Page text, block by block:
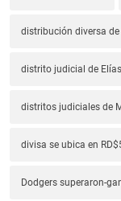
distribución diversa
distrito judicial de
distritos judiciales de
divisa se ubica en
Dodgers superaron-